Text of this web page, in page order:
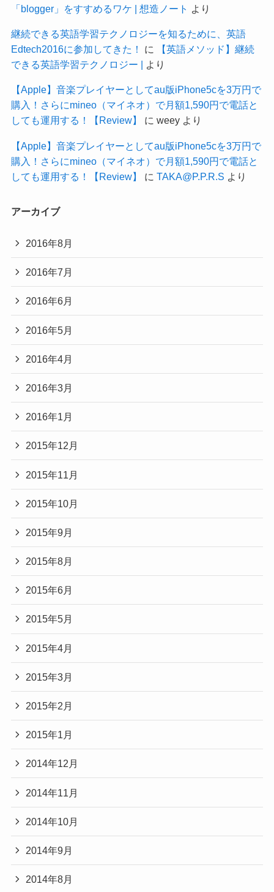
「blogger」をすすめるワケ | 想造ノート より
継続できる英語学習テクノロジーを知るために、英語
Edtech2016に参加してきた！
に
【英語メソッド】継続
できる英語学習テクノロジー | より
【Apple】音楽プレイヤーとしてau版iPhone5cを3万円で
購入！さらにmineo（マイネオ）で月額1,590円で電話と
しても運用する！【Review】
に weeyより
【Apple】音楽プレイヤーとしてau版iPhone5cを3万円で
購入！さらにmineo（マイネオ）で月額1,590円で電話と
しても運用する！【Review】
に TAKA@P.P.R.S より
アーカイブ
2016年8月
2016年7月
2016年6月
2016年5月
2016年4月
2016年3月
2016年1月
2015年12月
2015年11月
2015年10月
2015年9月
2015年8月
2015年6月
2015年5月
2015年4月
2015年3月
2015年2月
2015年1月
2014年12月
2014年11月
2014年10月
2014年9月
2014年8月